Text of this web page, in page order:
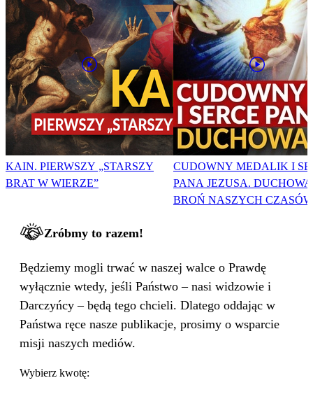
KAIN. PIERWSZY „STARSZY
BRAT W WIERZE”
CUDOWNY MEDALIK I
PANA JEZUSA. DUCHOWA
BROŃ NASZYCH
Zróbmy to razem!
Będziemy mogli trwać w naszej walce o Prawdę
wyłącznie wtedy, jeśli Państwo – nasi widzowie i
Darczyńcy – będą tego chcieli. Dlatego oddając w
Państwa ręce nasze publikacje, prosimy o wsparcie
misji naszych mediów.
Wybierz kwotę: